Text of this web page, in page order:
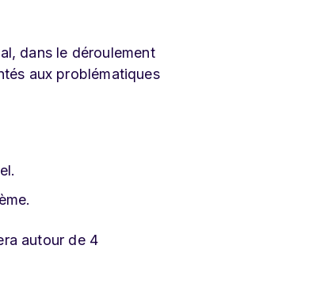
dans le déroulement
aux problématiques
autour de 4